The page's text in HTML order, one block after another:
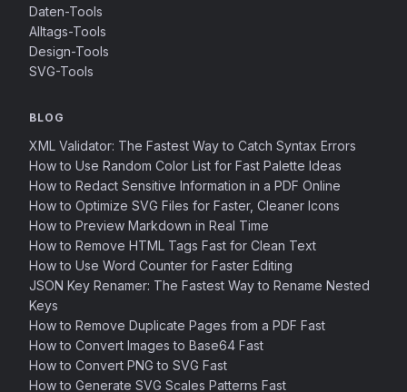
Daten-Tools
Alltags-Tools
Design-Tools
SVG-Tools
BLOG
XML Validator: The Fastest Way to Catch Syntax Errors
How to Use Random Color List for Fast Palette Ideas
How to Redact Sensitive Information in a PDF Online
How to Optimize SVG Files for Faster, Cleaner Icons
How to Preview Markdown in Real Time
How to Remove HTML Tags Fast for Clean Text
How to Use Word Counter for Faster Editing
JSON Key Renamer: The Fastest Way to Rename Nested
Keys
How to Remove Duplicate Pages from a PDF Fast
How to Convert Images to Base64 Fast
How to Convert PNG to SVG Fast
How to Generate SVG Scales Patterns Fast